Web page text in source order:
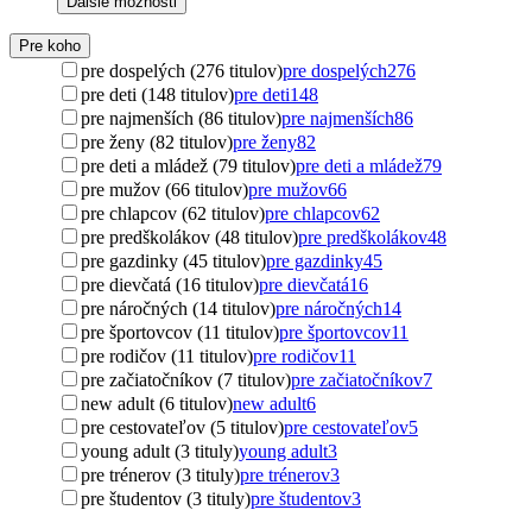
Pre koho
pre dospelých (276 titulov)pre dospelých276
pre deti (148 titulov)pre deti148
pre najmenších (86 titulov)pre najmenších86
pre ženy (82 titulov)pre ženy82
pre deti a mládež (79 titulov)pre deti a mládež79
pre mužov (66 titulov)pre mužov66
pre chlapcov (62 titulov)pre chlapcov62
pre predškolákov (48 titulov)pre predškolákov48
pre gazdinky (45 titulov)pre gazdinky45
pre dievčatá (16 titulov)pre dievčatá16
pre náročných (14 titulov)pre náročných14
pre športovcov (11 titulov)pre športovcov11
pre rodičov (11 titulov)pre rodičov11
pre začiatočníkov (7 titulov)pre začiatočníkov7
new adult (6 titulov)new adult6
pre cestovateľov (5 titulov)pre cestovateľov5
young adult (3 tituly)young adult3
pre trénerov (3 tituly)pre trénerov3
pre študentov (3 tituly)pre študentov3